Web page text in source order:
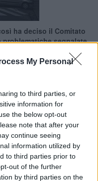
My Personal
to third parties, or
information for
the below opt-out
note that after your
continue seeing
information utilized by
to third parties prior to
out of the further
by third parties on the
ha deciso il Comitato
segnalate
sicurezza riunito dal
che i cittadini hanno
precisa, tra il centro e la
il punto sulla sicurezza
del parco delle
luoghi segnalati si
legati allo spaccio di